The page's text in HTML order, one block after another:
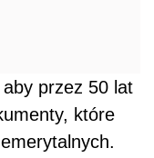
przez 50 lat
które